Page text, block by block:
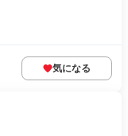
気になる